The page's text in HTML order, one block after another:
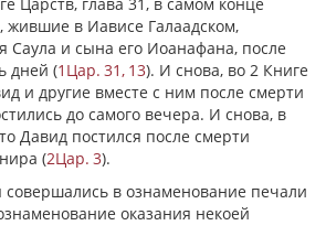
жившие в Иависе Галаадском,
Саула и сына его Иоанафана, после
дней (1Цар. 31, 13). И снова, во 2 Книге
и другие вместе с ним после смерти
до самого вечера. И снова, в
Давид постился после смерти
(2Цар. 3).
в ознаменование печали
оказания некоей